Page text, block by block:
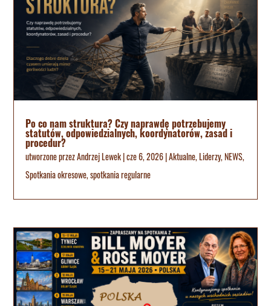
Po co nam struktura? Czy naprawdę potrzebujemy
statutów, odpowiedzialnych, koordynatorów, zasad i
procedur?
utworzone przezAndrzej Lewek|cze 6, 2026|Aktualne,Liderzy,NEWS,
Spotkania okresowe,spotkania regularne